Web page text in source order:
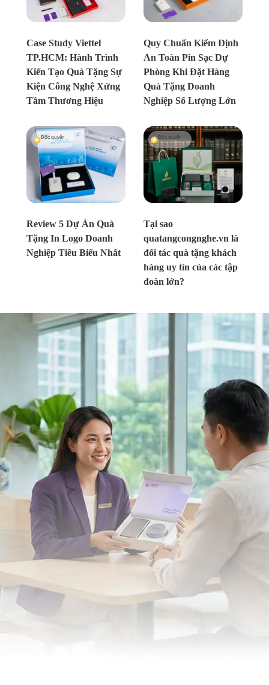
Case Study Viettel
TP.HCM: Hành Trình
Kiến Tạo Quà Tặng Sự
Kiện Công Nghệ Xứng
Tầm Thương Hiệu
Quy Chuẩn Kiểm Định
An Toàn Pin Sạc Dự
Phòng Khi Đặt Hàng
Quà Tặng Doanh
Nghiệp Số Lượng Lớn
Review 5 Dự Án Quà
Tặng In Logo Doanh
Nghiệp Tiêu Biểu Nhất
Độc quyền
Tại sao
quatangcongnghe.vn là
đối tác quà tặng khách
hàng uy tín của các tập
đoàn lớn?
Độc quyền